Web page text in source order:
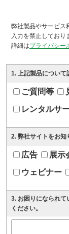
弊社製品やサービス
入力を禁止しており
詳細はプライバシー
1. 上記製品について
ご質問等
レンタルサ
2. 弊社サイトをお知
広告 展示
ウェビナー
3. お困りになられて
ください。